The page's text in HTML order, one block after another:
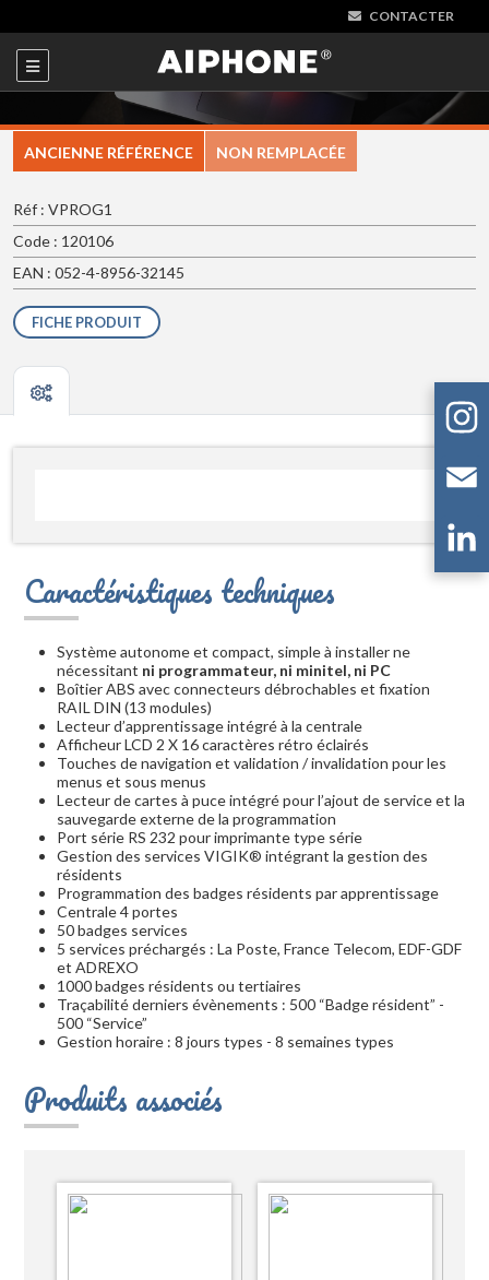
CONTACTER
ANCIENNE RÉFÉRENCE NON REMPLACÉE
Réf : VPROG1
Code : 120106
EAN : 052-4-8956-32145
FICHE PRODUIT
Caractéristiques techniques
Système autonome et compact, simple à installer ne
nécessitant ni programmateur, ni minitel, ni PC
Boîtier ABS avec connecteurs débrochables et fixation
RAIL DIN (13 modules)
Lecteur d’apprentissage intégré à la centrale
Afficheur LCD 2 X 16 caractères rétro éclairés
Touches de navigation et validation / invalidation pour les
menus et sous menus
Lecteur de cartes à puce intégré pour l’ajout de service et la
sauvegarde externe de la programmation
Port série RS 232 pour imprimante type série
Gestion des services VIGIK® intégrant la gestion des
résidents
Programmation des badges résidents par apprentissage
Centrale 4 portes
50 badges services
5 services préchargés : La Poste, France Telecom, EDF-GDF
et ADREXO
1000 badges résidents ou tertiaires
Traçabilité derniers évènements : 500 “Badge résident” -
500 “Service”
Gestion horaire : 8 jours types - 8 semaines types
Produits associés